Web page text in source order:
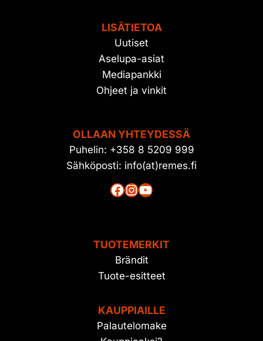
LISÄTIETOA
Uutiset
Aselupa-asiat
Mediapankki
Ohjeet ja vinkit
OLLAAN YHTEYDESSÄ
Puhelin: +358 8 5209 999
Sähköposti: info(at)remes.fi
Facebook
Instagram
YouTube
TUOTEMERKIT
Brändit
Tuote-esitteet
KAUPPIAILLE
Palautelomake